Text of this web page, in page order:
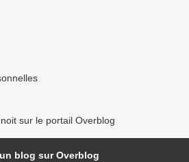
sur le portail Overblog
blog sur Overblog